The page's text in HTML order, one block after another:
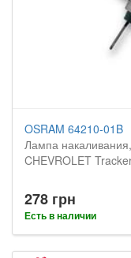
OSRAM 64210-01B
Лампа
CHEVROLET
278 грн
Есть в наличии